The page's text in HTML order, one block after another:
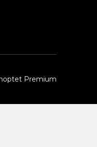
Premium